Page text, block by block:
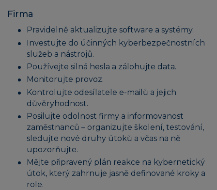
Firma
Pravidelně aktualizujte software a systémy.
Investujte do účinných kyberbezpečnostních
služeb a nástrojů.
Používejte silná hesla a zálohujte data.
Monitorujte provoz.
Kontrolujte odesílatele e-mailů a jejich
důvěryhodnost.
Posilujte odolnost firmy a informovanost
zaměstnanců – organizujte školení, testování,
sledujte nové druhy útoků a včas na ně
upozorňujte.
Mějte připravený plán reakce na kybernetický
útok, který zahrnuje jasně definované kroky a
role.